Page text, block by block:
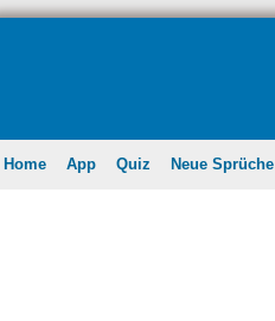
Home App Quiz Neue Sprüche